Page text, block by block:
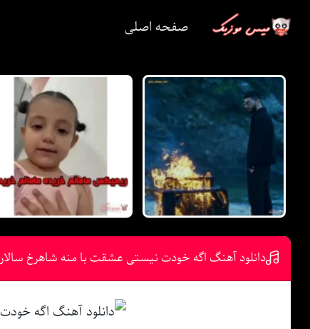
صفحه اصلی
دانلود آهنگ اگه خودت نیستی عشقت با منه شاهرخ سالار